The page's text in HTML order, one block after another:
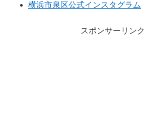
横浜市泉区公式インスタグラム
スポンサーリンク